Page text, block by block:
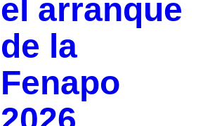
el arranque
de la
Fenapo